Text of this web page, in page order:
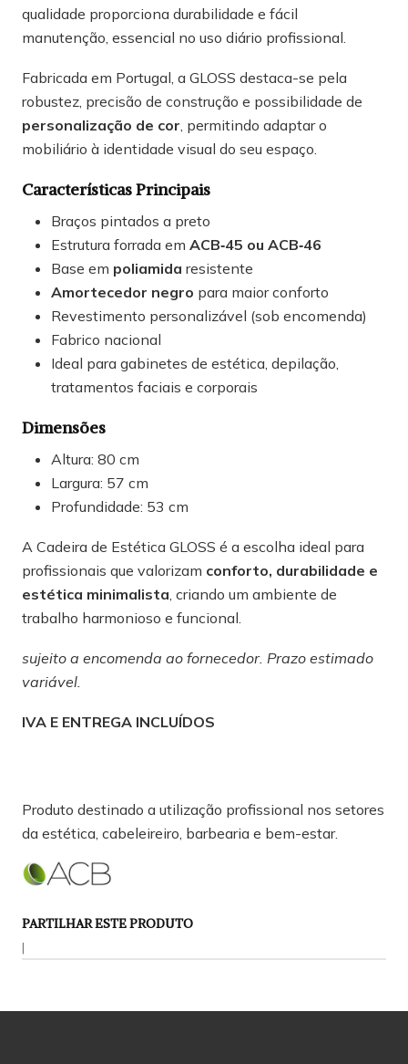
qualidade proporciona durabilidade e fácil
manutenção, essencial no uso diário profissional.
Fabricada em Portugal, a GLOSS destaca-se pela
robustez, precisão de construção e possibilidade de
personalização de cor , permitindo adaptar o
mobiliário à identidade visual do seu espaço.
Características Principais
Braços pintados a preto
Estrutura forrada em ACB‑45 ou ACB‑46
Base em poliamida resistente
Amortecedor negro para maior conforto
Revestimento personalizável (sob encomenda)
Fabrico nacional
Ideal para gabinetes de estética, depilação,
tratamentos faciais e corporais
Dimensões
Altura: 80 cm
Largura: 57 cm
Profundidade: 53 cm
A Cadeira de Estética GLOSS é a escolha ideal para
profissionais que valorizam conforto, durabilidade e
estética minimalista , criando um ambiente de
trabalho harmonioso e funcional.
sujeito a encomenda ao fornecedor. Prazo estimado
variável.
IVA E ENTREGA INCLUÍDOS
Produto destinado a utilização profissional nos setores
da estética, cabeleireiro, barbearia e bem-estar.
PARTILHAR ESTE PRODUTO
|